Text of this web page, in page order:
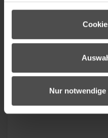
Nur
App Storegibt es
Herunterladen –